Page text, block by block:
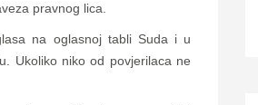
pravnog lica.
na oglasnoj tabli Suda i u
Ukoliko niko od povjerilaca ne